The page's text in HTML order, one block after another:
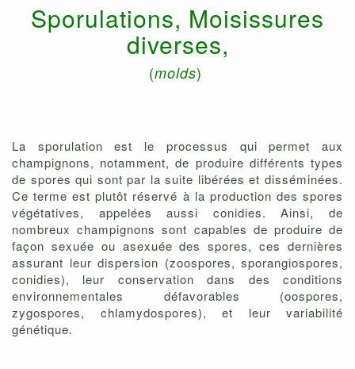
Sporulations, Moisissures
diverses,
(molds)
La sporulation est le processus qui permet aux
champignons, notamment, de produire différents types
de spores qui sont par la suite libérées et disséminées.
Ce terme est plutôt réservé à la production des spores
végétatives, appelées aussi conidies. Ainsi, de
nombreux champignons sont capables de produire de
façon sexuée ou asexuée des spores, ces dernières
assurant leur dispersion (zoospores, sporangiospores,
conidies), leur conservation dans des conditions
environnementales défavorables (oospores,
zygospores, chlamydospores), et leur variabilité
génétique.